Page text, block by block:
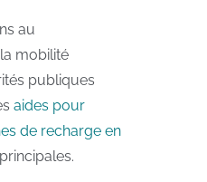
au
mobilité
publiques
aides pour
de recharge en